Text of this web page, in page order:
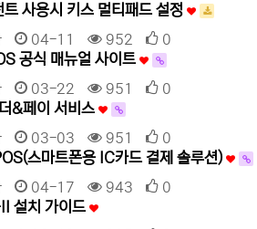
트 사용시 키스 멀티패드 설정
04-11 952 0
공식 매뉴얼 사이트
03-22 951 0
&페이 서비스
03-03 951 0
스마트폰용 IC카드 결제 솔루션)
04-17 943 0
설치 가이드